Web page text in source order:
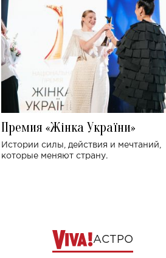
Премия «Жінка України»
Истории силы, действия и мечтаний,
которые меняют страну.
АСТРО